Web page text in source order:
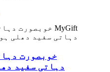
خوبصورت